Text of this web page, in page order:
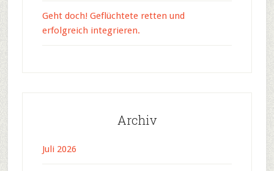
Geht doch! Geflüchtete retten und
erfolgreich integrieren.
Archiv
Juli 2026